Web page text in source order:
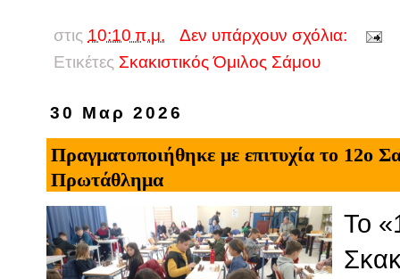
στις 10:10 π.μ.
Δεν υπάρχουν σχόλια:
Ετικέτες Σκακιστικός Όμιλος Σάμου
30 Μαρ 2026
Πραγματοποιήθηκε με επιτυχία το 12ο
Πρωτάθλημα
Το